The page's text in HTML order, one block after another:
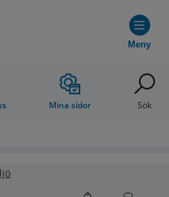
Meny
Mina sidor Sök